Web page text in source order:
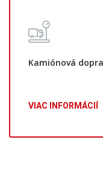
Kamiónová
VIAC INFORMÁCIÍ